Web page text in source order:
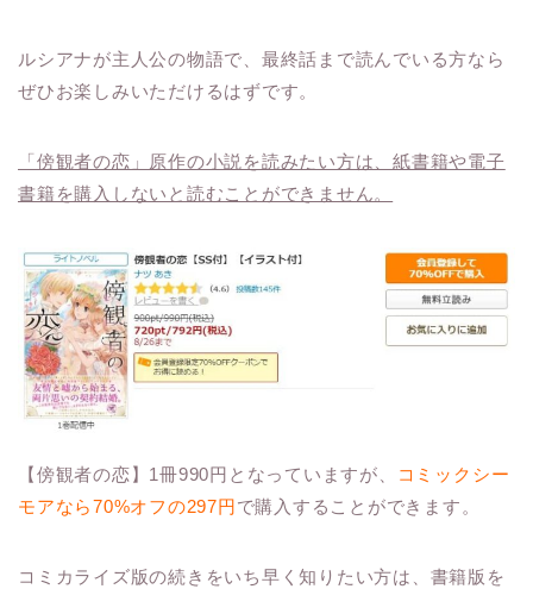
ルシアナが主人公の物語で、最終話まで読んでいる方なら
ぜひお楽しみいただけるはずです。
「傍観者の恋」原作の小説を読みたい方は、紙書籍や電子
書籍を購入しないと読むことができません。
【傍観者の恋】1冊990円となっていますが、
コミックシー
モアなら70%オフの297円 で購入することができます。
コミカライズ版の続きをいち早く知りたい方は、書籍版を